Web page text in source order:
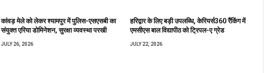
कांवड़ मेले को लेकर श्यामपुर में पुलिस-एसएसबी का
संयुक्त एरिया डोमिनेशन, सुरक्षा व्यवस्था परखी
JULY 26, 2026
हरिद्वार के लिए बड़ी उपलब्धि, केरियर्स360 रैंकिंग में
एमसीएस बाल विद्यापीठ को ट्रिपल-ए ग्रेड
JULY 22, 2026